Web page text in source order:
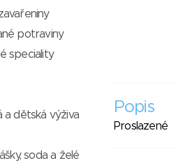
Popis
Proslazené
potraviny
speciality
a dětská výživa
soda a želé